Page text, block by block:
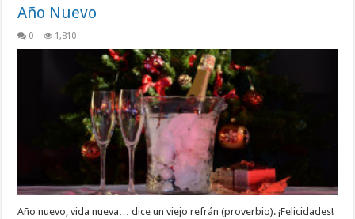
Año Nuevo
0 1,810
Año nuevo, vida nueva… dice un viejo refrán (proverbio). ¡Felicidades!